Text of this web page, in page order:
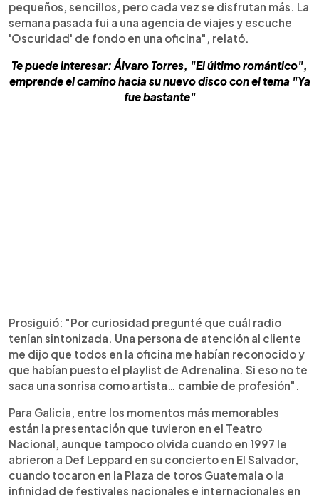
pequeños, sencillos, pero cada vez se disfrutan más. La
semana pasada fui a una agencia de viajes y escuche
'Oscuridad' de fondo en una oficina", relató.
Te puede interesar: Álvaro Torres, "El último romántico",
emprende el camino hacia su nuevo disco con el tema "Ya
fue bastante"
Prosiguió: "Por curiosidad pregunté que cuál radio
tenían sintonizada. Una persona de atención al cliente
me dijo que todos en la oficina me habían reconocido y
que habían puesto el playlist de Adrenalina. Si eso no te
saca una sonrisa como artista… cambie de profesión".
Para Galicia, entre los momentos más memorables
están la presentación que tuvieron en el Teatro
Nacional, aunque tampoco olvida cuando en 1997 le
abrieron a Def Leppard en su concierto en El Salvador,
cuando tocaron en la Plaza de toros Guatemala o la
infinidad de festivales nacionales e internacionales en